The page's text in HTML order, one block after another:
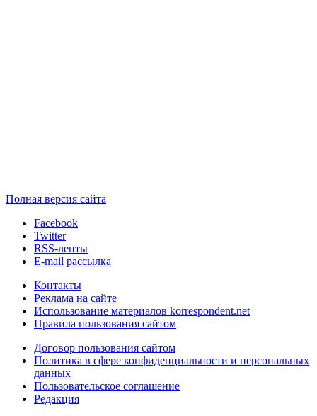
Полная версия сайта
Facebook
Twitter
RSS-ленты
E-mail рассылка
Контакты
Реклама на сайте
Использование материалов korrespondent.net
Правила пользования сайтом
Договор пользования сайтом
Политика в сфере конфиденциальности и персональных
данных
Пользовательское соглашение
Редакция